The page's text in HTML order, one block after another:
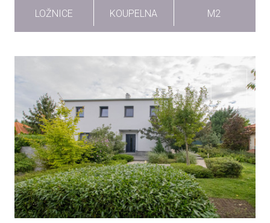
LOŽNICE
KOUPELNA
M2